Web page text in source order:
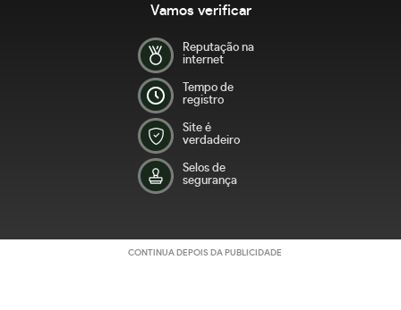
Vamos verificar
Reputação na
internet
Tempo de
registro
Site é
verdadeiro
Selos de
segurança
CONTINUA DEPOIS DA PUBLICIDADE